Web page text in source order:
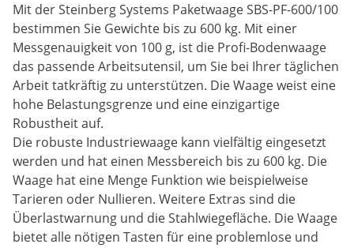
Mit der Steinberg Systems Paketwaage SBS-PF-600/100
bestimmen Sie Gewichte bis zu 600 kg. Mit einer
Messgenauigkeit von 100 g, ist die Profi-Bodenwaage
das passende Arbeitsutensil, um Sie bei Ihrer täglichen
Arbeit tatkräftig zu unterstützen. Die Waage weist eine
hohe Belastungsgrenze und eine einzigartige
Robustheit auf.
Die robuste Industriewaage kann vielfältig eingesetzt
werden und hat einen Messbereich bis zu 600 kg. Die
Waage hat eine Menge Funktion wie beispielweise
Tarieren oder Nullieren. Weitere Extras sind die
Überlastwarnung und die Stahlwiegefläche. Die Waage
bietet alle nötigen Tasten für eine problemlose und